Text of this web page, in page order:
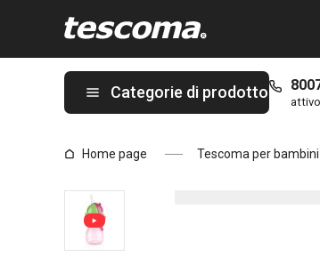
Categorie di prodotto
Home page Tescoma per bambini